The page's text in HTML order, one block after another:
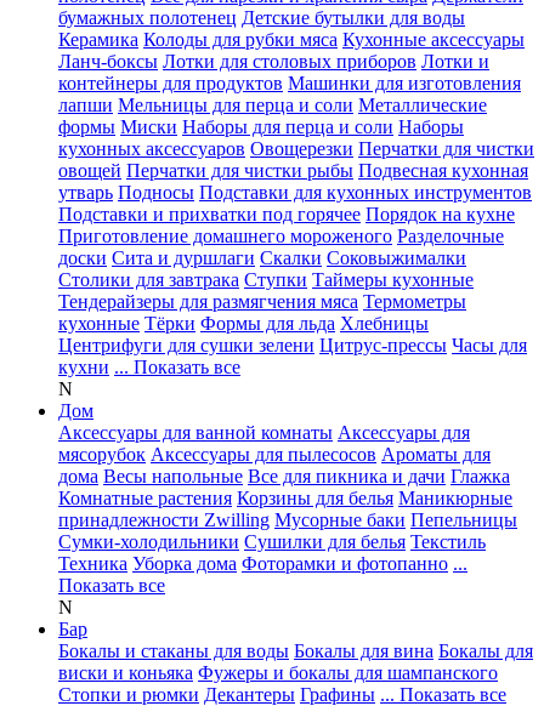
бумажных полотенец Детские бутылки для воды
Керамика Колоды для рубки мяса Кухонные аксессуары
Ланч-боксы Лотки для столовых приборов Лотки и
контейнеры для продуктов Машинки для изготовления
лапши Мельницы для перца и соли Металлические
формы Миски Наборы для перца и соли Наборы
кухонных аксессуаров Овощерезки Перчатки для чистки
овощей Перчатки для чистки рыбы Подвесная кухонная
утварь Подносы Подставки для кухонных инструментов
Подставки и прихватки под горячее Порядок на кухне
Приготовление домашнего мороженого Разделочные
доски Сита и дуршлаги Скалки Соковыжималки
Столики для завтрака Ступки Таймеры кухонные
Тендерайзеры для размягчения мяса Термометры
кухонные Тёрки Формы для льда Хлебницы
Центрифуги для сушки зелени Цитрус-прессы Часы для
кухни ... Показать все
N
Дом
Аксессуары для ванной комнаты Аксессуары для
мясорубок Аксессуары для пылесосов Ароматы для
дома Весы напольные Все для пикника и дачи Глажка
Комнатные растения Корзины для белья Маникюрные
принадлежности Zwilling Мусорные баки Пепельницы
Сумки-холодильники Сушилки для белья Текстиль
Техника Уборка дома Фоторамки и фотопанно ...
Показать все
N
Бар
Бокалы и стаканы для воды Бокалы для вина Бокалы для
виски и коньяка Фужеры и бокалы для шампанского
Стопки и рюмки Декантеры Графины ... Показать все